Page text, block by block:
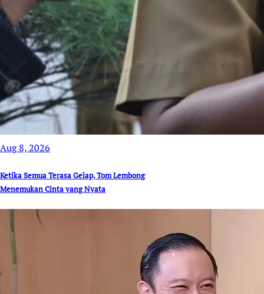
Aug 8, 2026
Ketika Semua Terasa Gelap, Tom Lembong
Menemukan Cinta yang Nyata